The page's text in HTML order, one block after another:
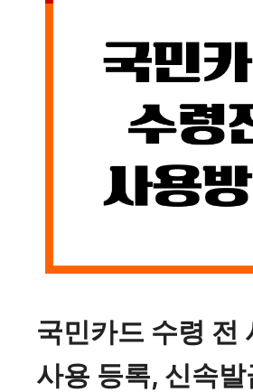
국민카드 수령 전
사용 등록, 신속